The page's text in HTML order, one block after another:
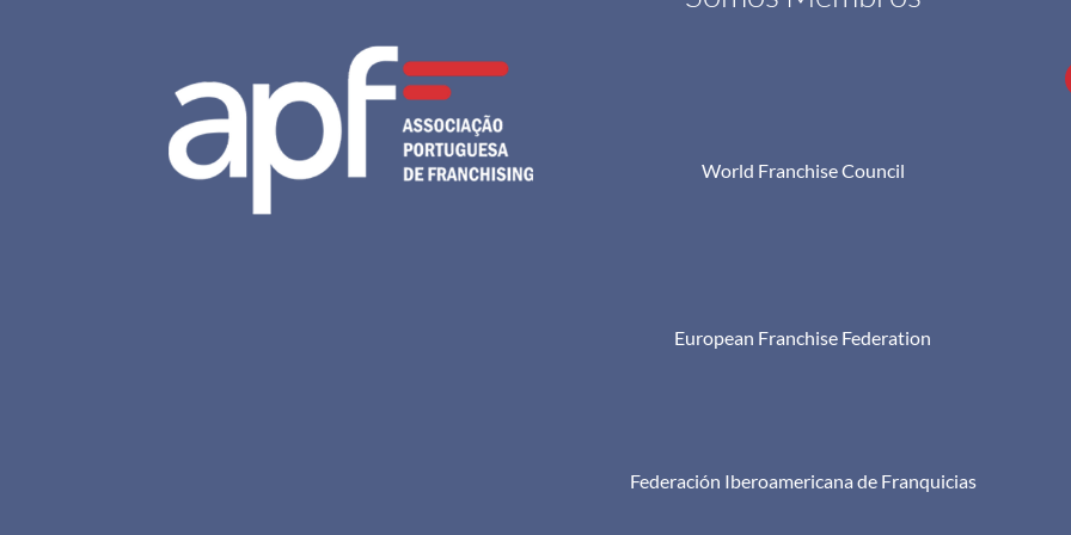
World Franchise Council
European Franchise Federation
Federación Iberoamericana de Franquicias